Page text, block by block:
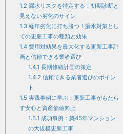
1.2 漏水リスクを特定する：初期診断と
見えない劣化のサイン
1.3 経年劣化に打ち勝つ！漏水対策とし
ての更新工事の種類と効果
1.4 費用対効果を最大化する更新工事計
画と信頼できる業者選び
1.4.1 長期修繕計画の策定
1.4.2 信頼できる業者選びのポイン
ト
1.5 実践事例に学ぶ：更新工事がもたら
す安心と資産価値向上
1.5.1 成功事例：築45年マンション
の大規模更新工事